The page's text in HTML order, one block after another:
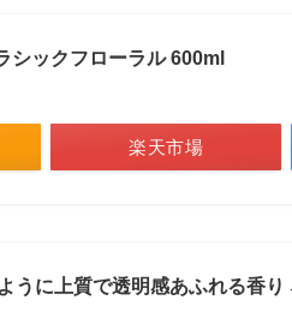
シックフローラル 600ml
楽天市場
うに上質で透明感あふれる香